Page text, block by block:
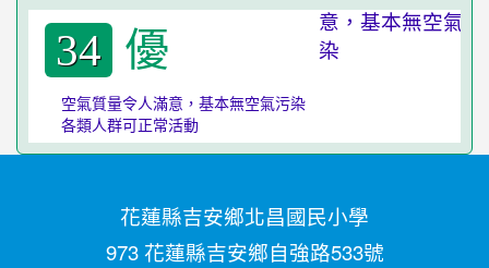
34 優
空氣質量令人滿意，基本無空氣污染
各類人群可正常活動
花蓮縣吉安鄉北昌國民小學
973 花蓮縣吉安鄉自強路533號